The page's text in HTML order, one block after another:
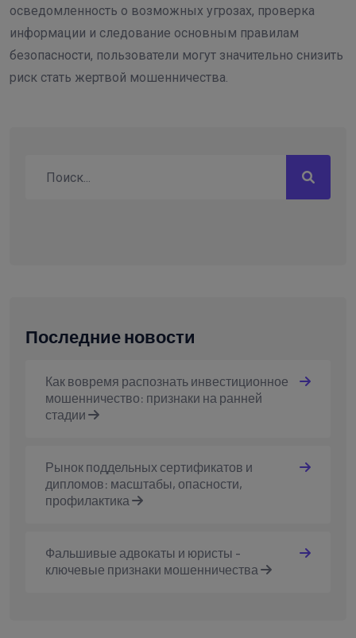
осведомленность о возможных угрозах, проверка
информации и следование основным правилам
безопасности, пользователи могут значительно снизить
риск стать жертвой мошенничества.
Последние новости
Как вовремя распознать инвестиционное
мошенничество: признаки на ранней
стадии
Рынок поддельных сертификатов и
дипломов: масштабы, опасности,
профилактика
Фальшивые адвокаты и юристы -
ключевые признаки мошенничества